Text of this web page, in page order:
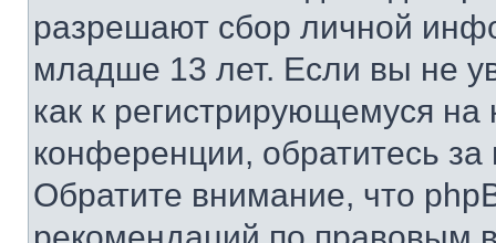
разрешают сбор личной
младше 13 лет. Если вы не
как к регистрирующемуся
конференции, обратитесь
Обратите внимание, что